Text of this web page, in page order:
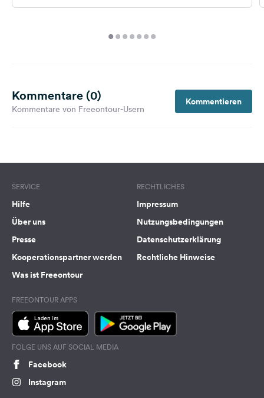
Kommentare (0)
Kommentare von Freeontour-Usern
Kommentieren
SERVICE
Hilfe
Über uns
Presse
Kooperationspartner werden
Was ist Freeontour
RECHTLICHES
Impressum
Nutzungsbedingungen
Datenschutzerklärung
Rechtliche Hinweise
FREEONTOUR APPS
FOLGE UNS AUF SOCIAL MEDIA
Facebook
Instagram